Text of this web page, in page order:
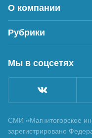
О компании
Рубрики
Мы в соцсетях
СМИ «Магнитогорское
зарегистрировано